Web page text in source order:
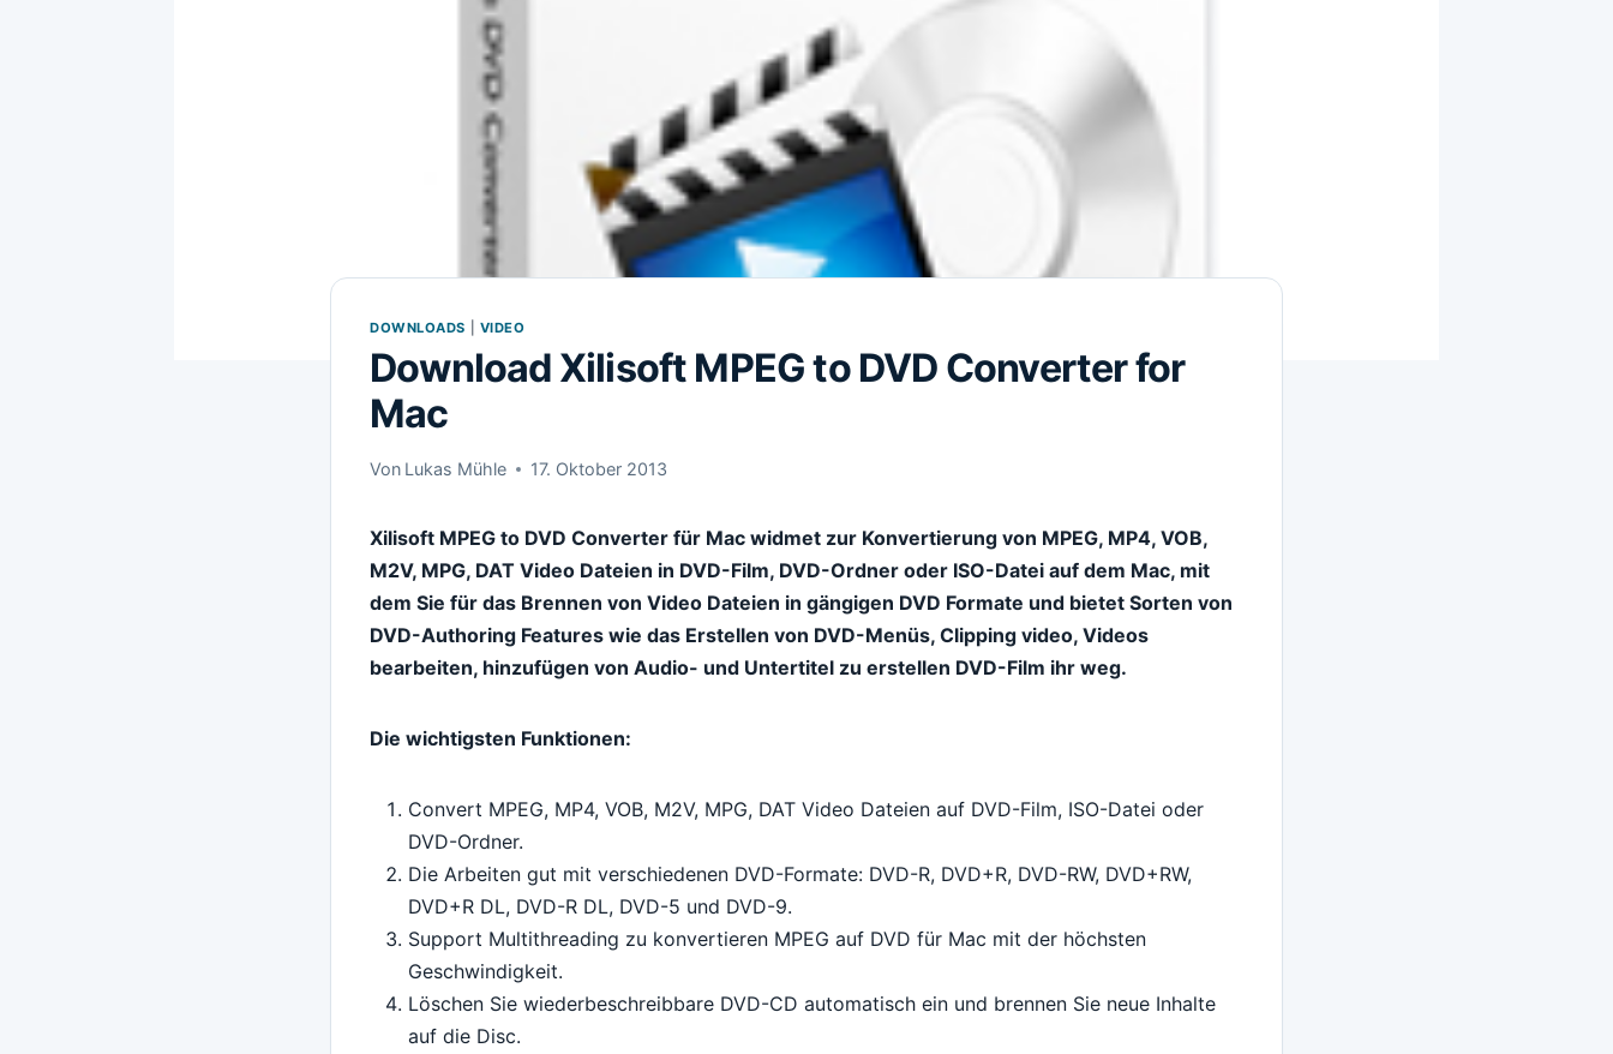
DOWNLOADS VIDEO
Download Xilisoft MPEG to DVD Converter for
Mac
Von Lukas Mühle 17. Oktober 2013
Xilisoft MPEG to DVD Converter für Mac widmet zur Konvertierung von MPEG, MP4, VOB,
M2V, MPG, DAT Video Dateien in DVD-Film, DVD-Ordner oder ISO-Datei auf dem Mac, mit
dem Sie für das Brennen von Video Dateien in gängigen DVD Formate und bietet Sorten von
DVD-Authoring Features wie das Erstellen von DVD-Menüs, Clipping video, Videos
bearbeiten, hinzufügen von Audio- und Untertitel zu erstellen DVD-Film ihr weg.
Die wichtigsten Funktionen:
Convert MPEG, MP4, VOB, M2V, MPG, DAT Video Dateien auf DVD-Film, ISO-Datei oder
DVD-Ordner.
Die Arbeiten gut mit verschiedenen DVD-Formate: DVD-R, DVD+R, DVD-RW, DVD+RW,
DVD+R DL, DVD-R DL, DVD-5 und DVD-9.
Support Multithreading zu konvertieren MPEG auf DVD für Mac mit der höchsten
Geschwindigkeit.
Löschen Sie wiederbeschreibbare DVD-CD automatisch ein und brennen Sie neue Inhalte
auf die Disc.